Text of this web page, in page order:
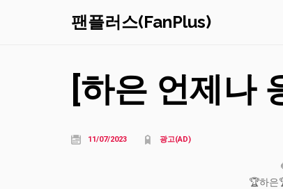
팬플러스(FanPlus)
[하은 언제나
11/07/2023 광고(AD)
🏆하은